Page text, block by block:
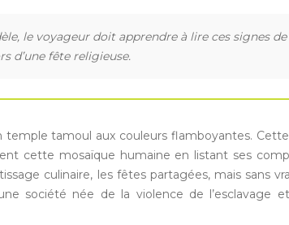
le voyageur doit apprendre à lire ces signes
d’une fête religieuse.
tamoul aux couleurs flamboyantes.
cette mosaïque humaine en listant ses
culinaire, les fêtes partagées, mais
société née de la violence de l’esclavage